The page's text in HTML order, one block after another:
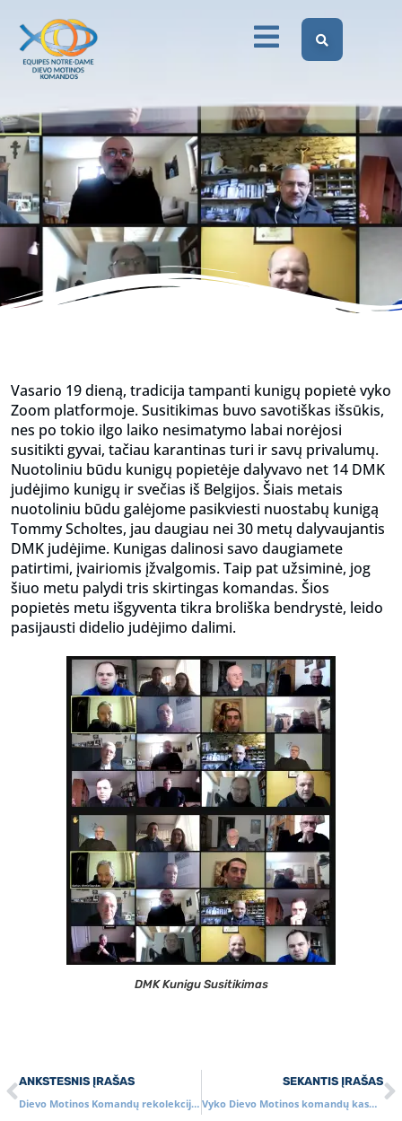
Dievo Motinos Komandos Lietuvoje
Renginiai
Dievo Motinos komandų kunigų susitikimas
Vasario 19 dieną, tradicija tampanti kunigų popietė vyko
Zoom platformoje. Susitikimas buvo savotiškas išsūkis,
nes po tokio ilgo laiko nesimatymo labai norėjosi
susitikti gyvai, tačiau karantinas turi ir savų privalumų.
Nuotoliniu būdu kunigų popietėje dalyvavo net 14 DMK
judėjimo kunigų ir svečias iš Belgijos. Šiais metais
nuotoliniu būdu galėjome pasikviesti nuostabų kunigą
Tommy Scholtes, jau daugiau nei 30 metų dalyvaujantis
DMK judėjime. Kunigas dalinosi savo daugiamete
patirtimi, įvairiomis įžvalgomis. Taip pat užsiminė, jog
šiuo metu palydi tris skirtingas komandas. Šios
popietės metu išgyventa tikra broliška bendrystė, leido
pasijausti didelio judėjimo dalimi.
DMK Kunigu Susitikimas
ANKSTESNIS ĮRAŠAS
Dievo Motinos Komandų rekolekcijos
SEKANTIS ĮRAŠAS
Vyko Dievo Motinos komandų kasmetinės rekolekcijos